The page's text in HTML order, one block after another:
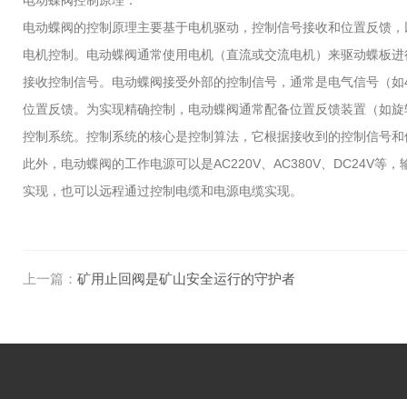
电动蝶阀的控制原理主要基于电机驱动，控制信号接收和位置反馈
电机控制。电动蝶阀通常使用电机（直流或交流电机）来驱动蝶板
接收控制信号。电动蝶阀接受外部的控制信号，通常是电气信号（
位置反馈。为实现精确控制，电动蝶阀通常配备位置反馈装置（如
控制系统。控制系统的核心是控制算法，它根据接收到的控制信号
此外，电动蝶阀的工作电源可以是AC220V、AC380V、DC24V等
实现，也可以远程通过控制电缆和电源电缆实现。
上一篇： 矿用止回阀是矿山安全运行的守护者